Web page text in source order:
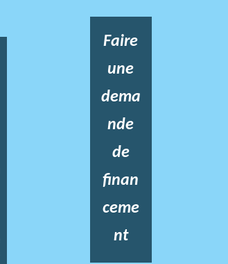
Faire
une
dema
nde
de
finan
ceme
nt